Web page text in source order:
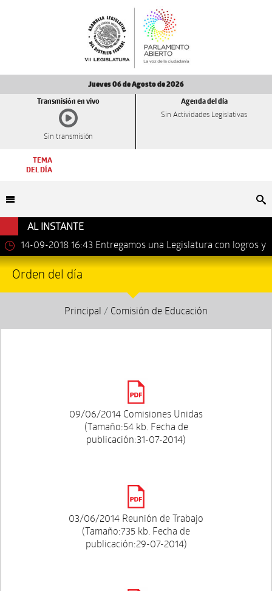
Jueves 06 de Agosto de 2026
Transmisión en vivo
Sin transmisión
Agenda del día
Sin Actividades Legislativas
TEMA
DEL DÍA
AL INSTANTE
14-09-2018 16:43 Entregamos una Legislatura con logros y
avances importantes: Dip. Leonel Luna Estrada.
Orden del día
Principal / Comisión de Educación
09/06/2014 Comisiones Unidas
(Tamaño:54 kb. Fecha de
publicación:31-07-2014)
03/06/2014 Reunión de Trabajo
(Tamaño:735 kb. Fecha de
publicación:29-07-2014)